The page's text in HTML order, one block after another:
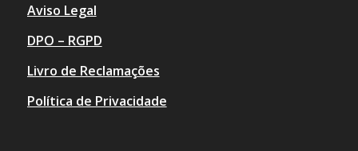
Aviso Legal
DPO – RGPD
Livro de Reclamações
Política de Privacidade